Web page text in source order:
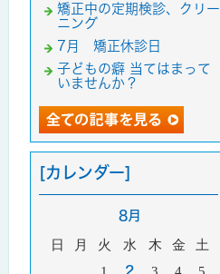
矯正中の定期検診、クリー
ニング
7月 矯正休診日
子どもの癖 当てはまって
いませんか？
[カレンダー]
8月
日 月 火 水 木 金
土
2